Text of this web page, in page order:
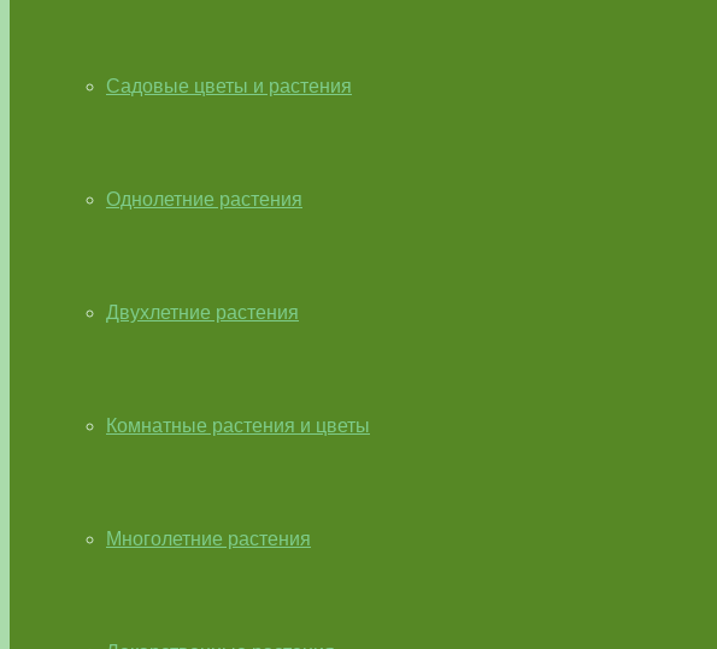
Садовые цветы и растения
Однолетние растения
Двухлетние растения
Комнатные растения и цветы
Многолетние растения